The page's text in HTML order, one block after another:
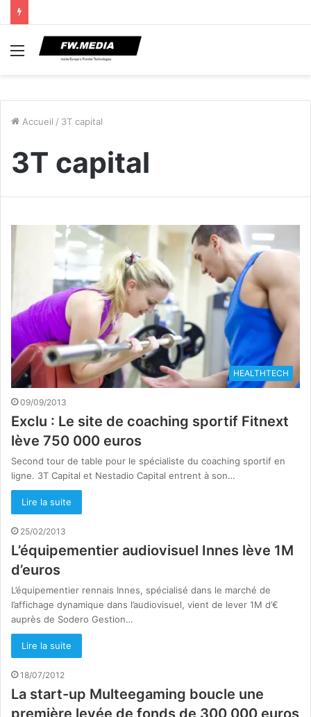
Menu
Accueil / 3T capital
3T capital
HEALTHTECH
09/09/2013
Exclu : Le site de coaching sportif Fitnext
lève 750 000 euros
Second tour de table pour le spécialiste du coaching sportif en
ligne. 3T Capital et Nestadio Capital entrent à son…
Lire la suite
25/02/2013
L’équipementier audiovisuel Innes lève 1M
d’euros
L’équipementier rennais Innes, spécialisé dans le marché de
l’affichage dynamique dans l’audiovisuel, vient de lever 1M d’€
auprès de Sodero Gestion…
Lire la suite
18/07/2012
La start-up Multeegaming boucle une
première levée de fonds de 300 000 euros